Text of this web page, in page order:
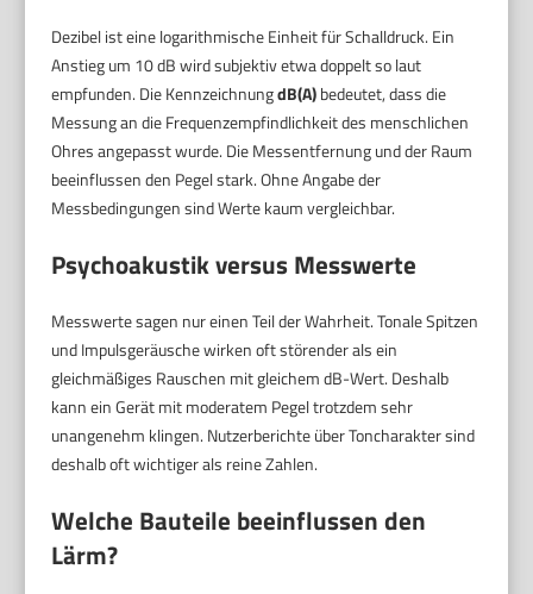
Dezibel ist eine logarithmische Einheit für Schalldruck. Ein
Anstieg um 10 dB wird subjektiv etwa doppelt so laut
empfunden. Die KennzeichnungdB(A)bedeutet, dass die
Messung an die Frequenzempfindlichkeit des menschlichen
Ohres angepasst wurde. Die Messentfernung und der Raum
beeinflussen den Pegel stark. Ohne Angabe der
Messbedingungen sind Werte kaum vergleichbar.
Psychoakustik versus Messwerte
Messwerte sagen nur einen Teil der Wahrheit. Tonale Spitzen
und Impulsgeräusche wirken oft störender als ein
gleichmäßiges Rauschen mit gleichem dB-Wert. Deshalb
kann ein Gerät mit moderatem Pegel trotzdem sehr
unangenehm klingen. Nutzerberichte über Toncharakter sind
deshalb oft wichtiger als reine Zahlen.
Welche Bauteile beeinflussen den
Lärm?